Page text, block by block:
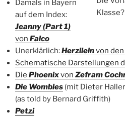
Damals in Bayern
auf dem Index:
Jeanny (Part 1)
von Falco
Unerklärlich:Herzileinvon den
Schematische Darstellungen
Die Phoenixvon Zefram
Die Wombles (mit Dieter
(as told by Bernard Griffith)
Petzi